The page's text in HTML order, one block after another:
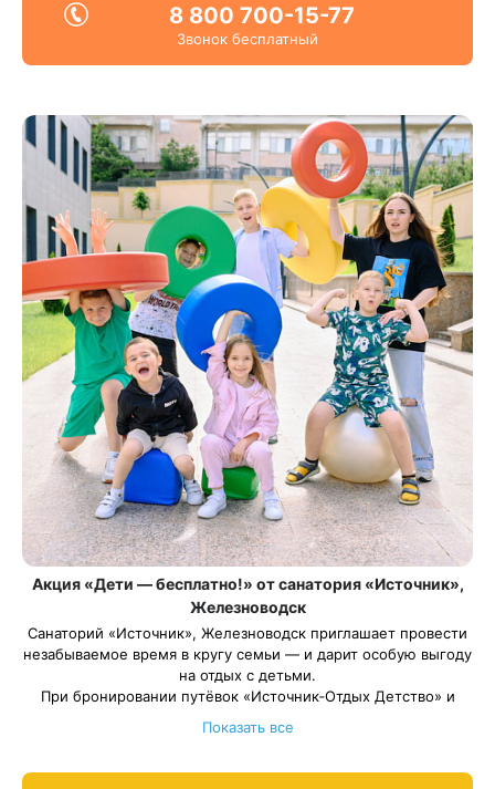
8 800 700-15-77
Звонок бесплатный
Акция «Дети — бесплатно!» от санатория «Источник»,
Железноводск
Санаторий «Источник», Железноводск приглашает провести
незабываемое время в кругу семьи — и дарит особую выгоду
на отдых с детьми.
При бронировании путёвок «Источник‑Отдых Детство» и
«Источник-Отдых Детство Лайт» оплачивается только
стоимость путевки для взрослого. Ребенок отдыхает
Показать все